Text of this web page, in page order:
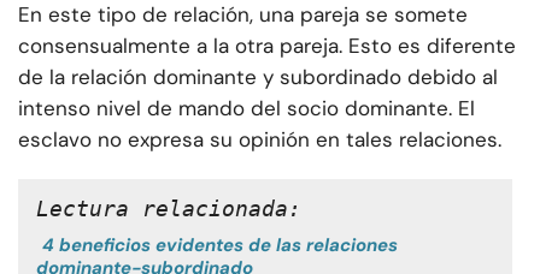
En este tipo de relación, una pareja se somete
consensualmente a la otra pareja. Esto es diferente
de la relación dominante y subordinado debido al
intenso nivel de mando del socio dominante. El
esclavo no expresa su opinión en tales relaciones.
Lectura relacionada:
4 beneficios evidentes de las relaciones
dominante-subordinado